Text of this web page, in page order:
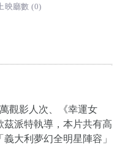
映廳數 (0)
觀影人次、《幸運女
茲派特執導，本片共有高
義大利夢幻全明星陣容」